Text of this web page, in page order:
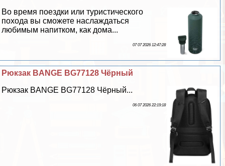
Во время поездки или туристического
похода вы сможете наслаждаться
любимым напитком, как дома...
07 07 2026 12:47:28
Рюкзак BANGE BG77128 Чёрный
Рюкзак BANGE BG77128 Чёрный...
06 07 2026 22:19:18